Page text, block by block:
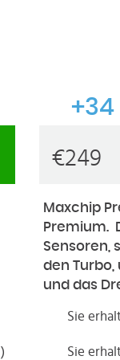
+34
€249
Maxchip
Premium.
Sensoren,
den
und das
Sie
Sie